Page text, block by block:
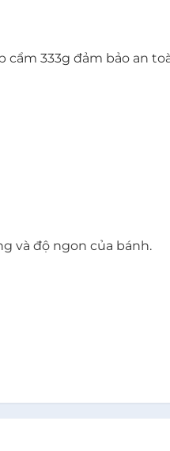
333g đảm bảo an
và độ ngon của bánh.